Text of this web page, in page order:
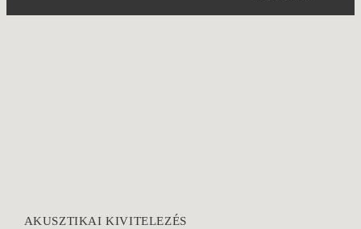
AKUSZTIKAI KIVITELEZÉS